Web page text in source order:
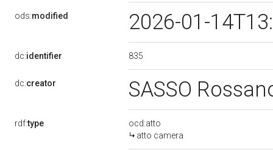
ods:modified 2026-01-
dc:identifier 835
dc:creator SASSO
rdf:type
ocd:atto
atto camera